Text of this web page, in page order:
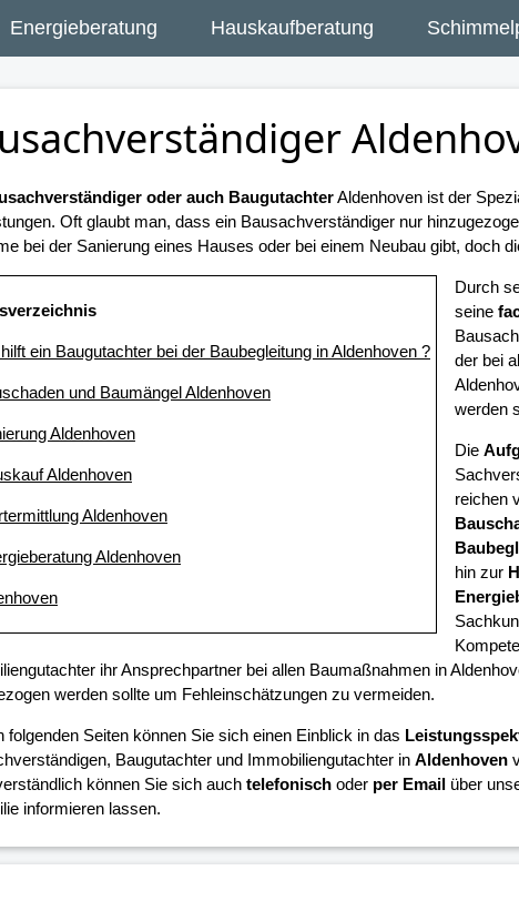
Energieberatung Hauskaufberatung
oder auch BaugutachterAldenhoven ist der
Oft glaubt man, dass ein Bausachverständiger nur
bei der Sanierung eines Hauses oder bei einem Neubau gibt, doch
ein Baugutachter bei der Baubegleitung in Aldenhoven ?
und Baumängel Aldenhoven
Aldenhoven
Aldenhoven
Aldenhoven
Aldenhoven
Durch
seine
der bei
werden
Die
reichen
hin zur
ihr Ansprechpartner bei allen Baumaßnahmen in
werden sollte um Fehleinschätzungen zu vermeiden.
folgenden Seiten können Sie sich einen Einblick in das
Baugutachter und Immobiliengutachter in Aldenhoven
können Sie sich auch telefonischoder per Emailüber
informieren lassen.